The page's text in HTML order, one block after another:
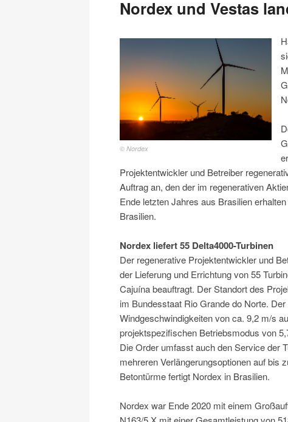
Nordex und Vestas
© Nordex
Projektentwickler und Betreiber
Auftrag an, den der im regenerativen
Ende letzten Jahres aus Brasilien
Brasilien.
Nordex liefert 55 Delta4000-Turbinen
Der regenerative Projektentwickler und
der Lieferung und Errichtung von 55
Cajuína beauftragt. Der Standort des
im Bundesstaat Rio Grande do Norte.
Windgeschwindigkeiten von ca. 9,2 m/s
projektspezifischen Betriebsmodus von
Die Order umfasst auch den Service der
mehreren Verlängerungsoptionen auf bis
Betontürme fertigt Nordex in Brasilien.
Nordex war Ende 2020 mit einem